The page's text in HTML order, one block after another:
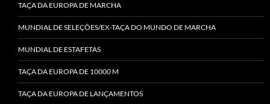
TAÇA DA EUROPA DE MARCHA
MUNDIAL DE SELEÇÕES/EX-TAÇA DO MUNDO DE MARCHA
MUNDIAL DE ESTAFETAS
TAÇA DA EUROPA DE 10000 M
TAÇA DA EUROPA DE LANÇAMENTOS